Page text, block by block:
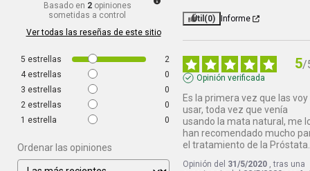
Basado en 2 opiniones
sometidas a control
Ver todas las reseñas de este sitio
5 estrellas
2
4 estrellas
0
3 estrellas
0
2 estrellas
0
1 estrella 0
Ordenar las opiniones
Útil (0) Informe
5/
Opinión verificada
Es la primera vez que las voy
usar, toda vez que venía
usando la mata natural, me
han recomendado mucho
el tratamiento de la Próstata.
Opinión del 31/5/2020 , tras una